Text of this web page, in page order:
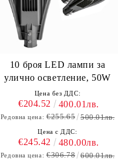
10 броя LED лампи за
улично осветление, 50W
Цена без ДДС:
€204.52 400.01лв.
Редовна цена: €255.65 500.01лв.
Цена с ДДС:
€245.42 480.00лв.
Редовна цена: €306.78 600.01лв.